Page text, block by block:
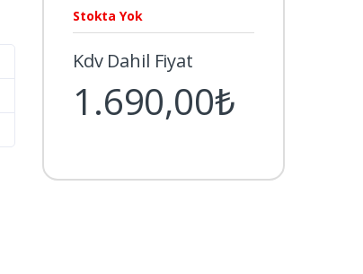
Stokta Yok
Kdv Dahil Fiyat
1.690,00₺